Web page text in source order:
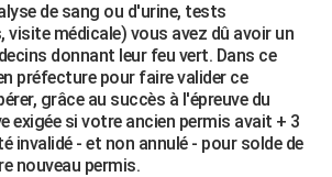
de sang ou d'urine, tests
visite médicale) vous avez dû avoir un
donnant leur feu vert. Dans ce
préfecture pour faire valider ce
grâce au succès à l'épreuve du
exigée si votre ancien permis avait + 3
invalidé - et non annulé - pour solde de
nouveau permis.